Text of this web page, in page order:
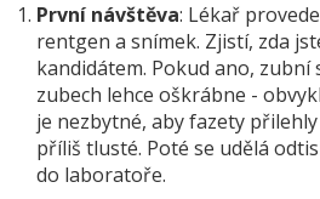
První návštěva: Lékař
rentgen a snímek. Zjistí, zda
kandidátem. Pokud ano, zubní
zubech lehce oškrábne -
je nezbytné, aby fazety
příliš tlusté. Poté se udělá
do laboratoře.